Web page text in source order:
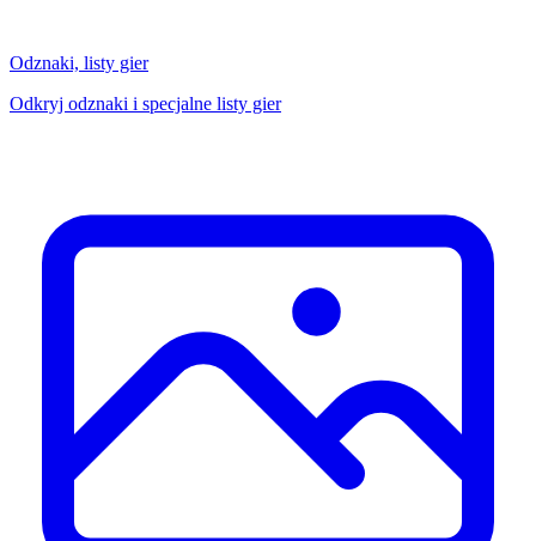
Odznaki, listy gier
Odkryj odznaki i specjalne listy gier